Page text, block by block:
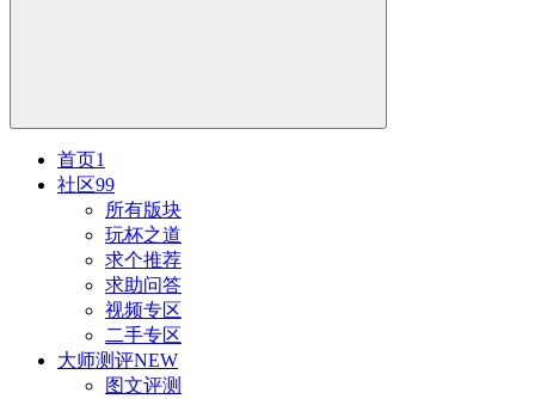
首页1
社区99
所有版块
玩杯之道
求个推荐
求助问答
视频专区
二手专区
大师测评NEW
图文评测